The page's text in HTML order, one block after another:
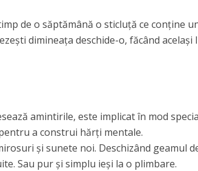
de o săptămână o sticluță ce conține
dimineața deschide-o, făcând același
amintirile, este implicat în mod
a construi hărți mentale.
și sunete noi. Deschizând geamul
Sau pur și simplu ieși la o plimbare.